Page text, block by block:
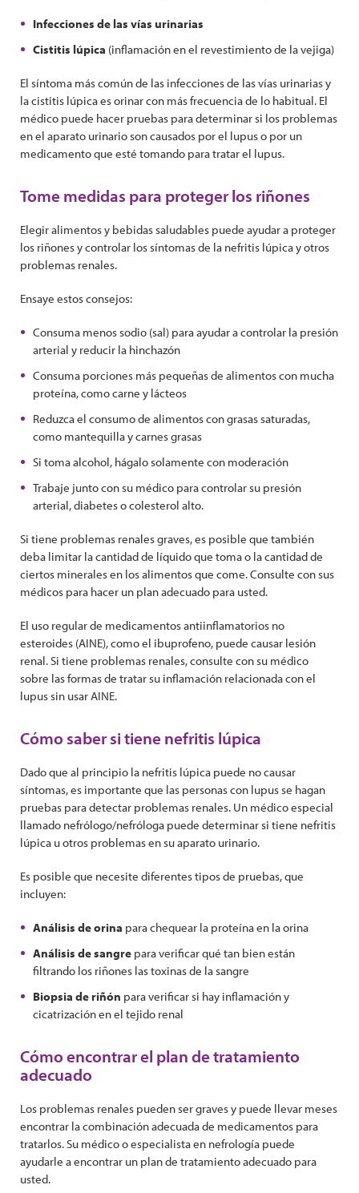
Infecciones de las vías urinarias
Cistitis lúpica (inflamación en el revestimiento de la vejiga)
El síntoma más común de las infecciones de las vías urinarias y
la cistitis lúpica es orinar con más frecuencia de lo habitual. El
médico puede hacer pruebas para determinar si los problemas
en el aparato urinario son causados por el lupus o por un
medicamento que esté tomando para tratar el lupus.
Tome medidas para proteger los riñones
Elegir alimentos y bebidas saludables puede ayudar a proteger
los riñones y controlar los síntomas de la nefritis lúpica y otros
problemas renales.
Ensaye estos consejos:
Consuma menos sodio (sal) para ayudar a controlar la presión
arterial y reducir la hinchazón
Consuma porciones más pequeñas de alimentos con mucha
proteína, como carne y lácteos
Reduzca el consumo de alimentos con grasas saturadas,
como mantequilla y carnes grasas
Si toma alcohol, hágalo solamente con moderación
Trabaje junto con su médico para controlar su presión
arterial, diabetes o colesterol alto.
Si tiene problemas renales graves, es posible que también
deba limitar la cantidad de líquido que toma o la cantidad de
ciertos minerales en los alimentos que come. Consulte con sus
médicos para hacer un plan adecuado para usted.
El uso regular de medicamentos antiinflamatorios no
esteroides (AINE), como el ibuprofeno, puede causar lesión
renal. Si tiene problemas renales, consulte con su médico
sobre las formas de tratar su inflamación relacionada con el
lupus sin usar AINE.
Cómo saber si tiene nefritis lúpica
Dado que al principio la nefritis lúpica puede no causar
síntomas, es importante que las personas con lupus se hagan
pruebas para detectar problemas renales. Un médico especial
llamado nefrólogo/nefróloga puede determinar si tiene nefritis
lúpica u otros problemas en su aparato urinario.
Es posible que necesite diferentes tipos de pruebas, que
incluyen:
Análisis de orina para chequear la proteína en la orina
Análisis de sangre para verificar qué tan bien están
filtrando los riñones las toxinas de la sangre
Biopsia de riñón para verificar si hay inflamación y
cicatrización en el tejido renal
Cómo encontrar el plan de tratamiento
adecuado
Los problemas renales pueden ser graves y puede llevar meses
encontrar la combinación adecuada de medicamentos para
tratarlos. Su médico o especialista en nefrología puede
ayudarle a encontrar un plan de tratamiento adecuado para
usted.